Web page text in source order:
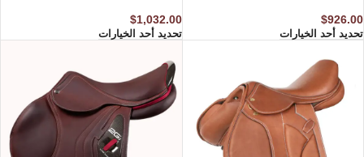
$926.00
تحديد أحد الخيارات
$1,032.00
تحديد أحد الخيارات